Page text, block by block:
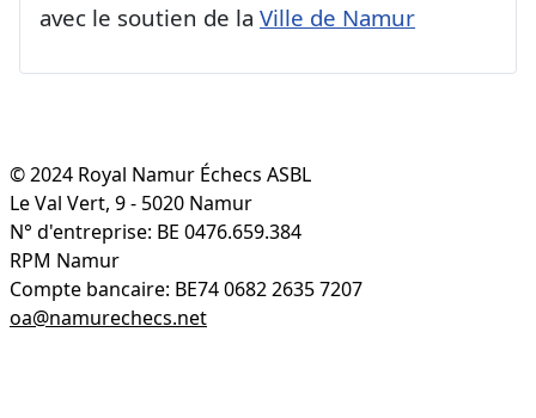
avec le soutien de la Ville de Namur
© 2024 Royal Namur Échecs ASBL
Le Val Vert, 9 - 5020 Namur
N° d'entreprise: BE 0476.659.384
RPM Namur
Compte bancaire: BE74 0682 2635 7207
oa@namurechecs.net